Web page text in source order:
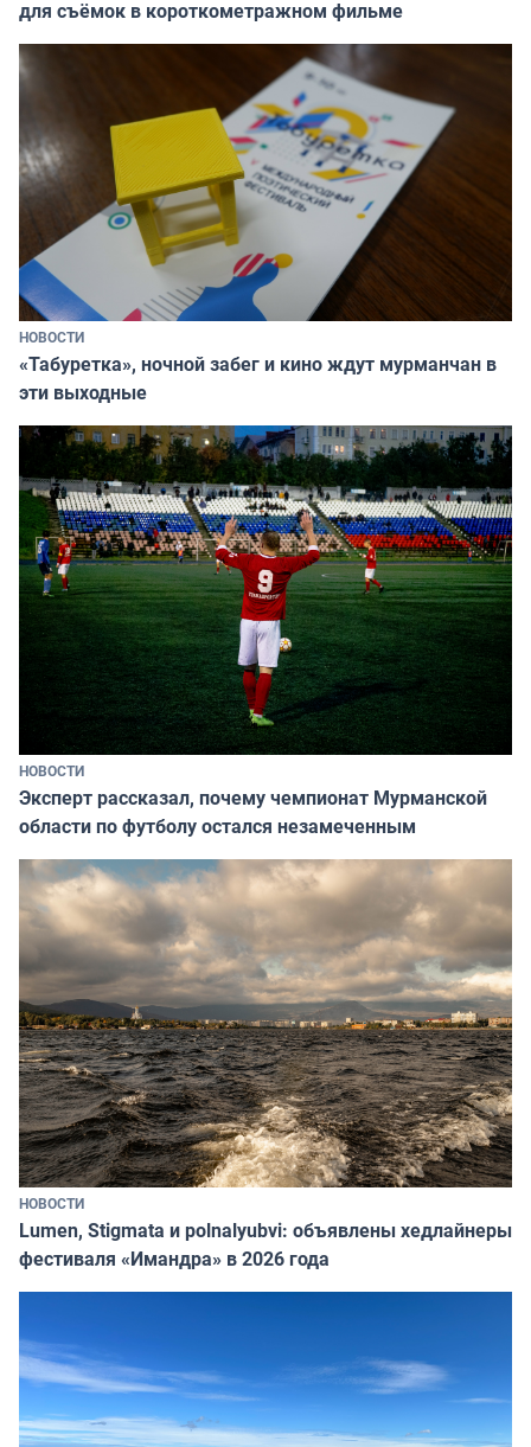
для съёмок в короткометражном фильме
НОВОСТИ
«Табуретка», ночной забег и кино ждут мурманчан в
эти выходные
НОВОСТИ
Эксперт рассказал, почему чемпионат Мурманской
области по футболу остался незамеченным
НОВОСТИ
Lumen, Stigmata и polnalyubvi: объявлены хедлайнеры
фестиваля «Имандра» в 2026 года